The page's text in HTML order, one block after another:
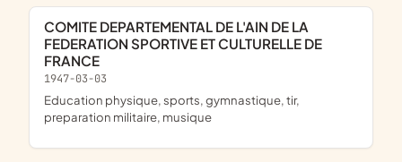
COMITE DEPARTEMENTAL DE L'AIN DE LA
FEDERATION SPORTIVE ET CULTURELLE DE
FRANCE
1947-03-03
education physique, sports, gymnastique, tir,
preparation militaire, musique